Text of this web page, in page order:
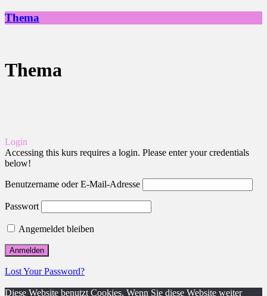
Thema
Thema
Login
Accessing this kurs requires a login. Please enter your credentials
below!
Benutzername oder E-Mail-Adresse
Passwort
Angemeldet bleiben
Lost Your Password?
Diese Website benutzt Cookies. Wenn Sie diese Website weiter